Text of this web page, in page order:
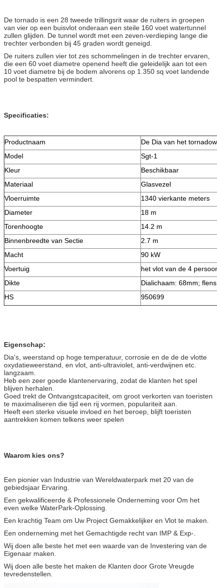
De tornado is een 28 tweede trillingsrit waar de ruiters in groepen
van vier op een buisvlot onderaan een steile 160 voet watertunnel
zullen glijden. De tunnel wordt met een zeven-verdieping lange die
trechter verbonden bij 45 graden wordt geneigd.
De ruiters zullen vier tot zes schommelingen in de trechter ervaren,
die een 60 voet diametre openend heeft die geleidelijk aan tot een
10 voet diametre bij de bodem alvorens op 1.350 sq voet landende
pool te bespatten vermindert.
Specificaties:
Productnaam
De Dia van het
Model
Sgt-1
Kleur
Beschikbaar
Materiaal
Glasvezel
Vloerruimte
1340 vierkante meters
Diameter
18 m
Torenhoogte
14.2 m
Binnenbreedte van Sectie
2.7 m
Macht
90 kW
Voertuig
het vlot van de 4
Dikte
Dialichaam: 68mm;
HS
950699
Eigenschap:
Dia's, weerstand op hoge temperatuur, corrosie en de de de vlotte
oxydatieweerstand, en vlot, anti-ultraviolet, anti-verdwijnen etc.
langzaam.
Heb een zeer goede klantenervaring, zodat de klanten het spel
blijven herhalen.
Goed trekt de Ontvangstcapaciteit, om groot verkorten van toeristen
te maximaliseren die tijd een rij vormen, populariteit aan.
Heeft een sterke visuele invloed en het beroep, blijft toeristen
aantrekken komen telkens weer spelen
Waarom kies ons?
Een pionier van Industrie van Wereldwaterpark met 20 van de
gebiedsjaar Ervaring.
Een gekwalificeerde & Professionele Onderneming voor Om het
even welke WaterPark-Oplossing.
Een krachtig Team om Uw Project Gemakkelijker en Vlot te maken.
Een onderneming met het Gemachtigde recht van IMP & Exp-.
Wij doen alle beste het met een waarde van de Investering van de
Eigenaar maken.
Wij doen alle beste het maken de Klanten door Grote Vreugde
tevredenstellen.